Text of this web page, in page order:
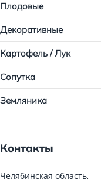
Плодовые
Декоративные
Картофель / Лук
Сопутка
Земляника
Контакты
Челябинская область,